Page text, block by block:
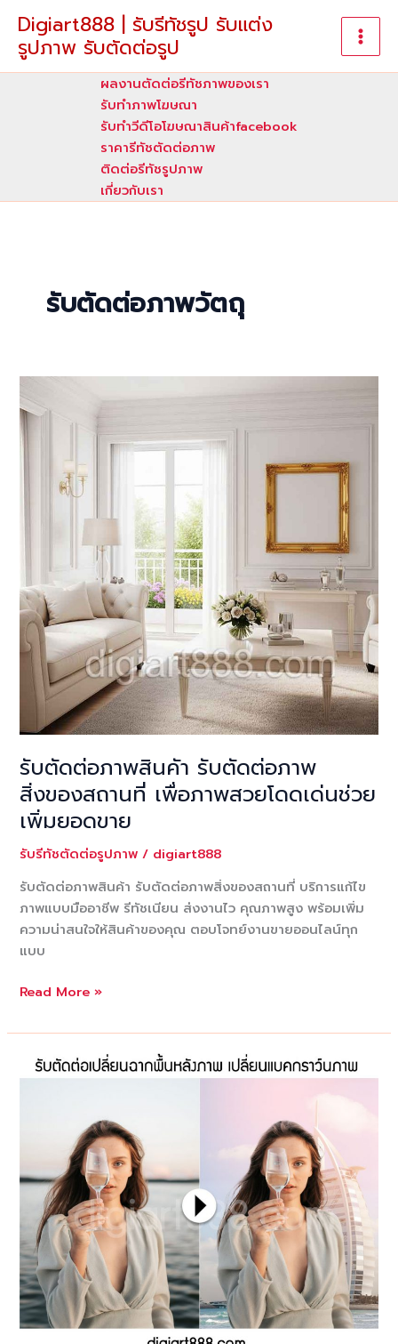
content
Digiart888 | รับรีทัชรูป รับแต่ง
รูปภาพ รับตัดต่อรูป
ผลงานตัดต่อรีทัชภาพของเรา
รับทําภาพโฆษณา
รับทำวีดีโอโฆษณาสินค้าfacebook
ราคารีทัชตัดต่อภาพ
ติดต่อรีทัชรูปภาพ
เกี่ยวกับเรา
รับตัดต่อภาพวัตถุ
รับตัดต่อภาพสินคัา รับตัดต่อภาพ
สิ่งของสถานที่ เพื่อภาพสวยโดดเด่นช่วย
เพิ่มยอดขาย
รับรีทัชตัดต่อรูปภาพ / digiart888
รับตัดต่อภาพสินค้า รับตัดต่อภาพสิ่งของสถานที่ บริการแก้ไข
ภาพแบบมืออาชีพ รีทัชเนียน ส่งงานไว คุณภาพสูง พร้อมเพิ่ม
ความน่าสนใจให้สินค้าของคุณ ตอบโจทย์งานขายออนไลน์ทุก
แบบ
รับ
ต่อ
ภาพ
สิน
ภาพ
สิ่งของ
สถาน
ที่
เพื่อ
ภาพ
สวย
โดด
Read More »